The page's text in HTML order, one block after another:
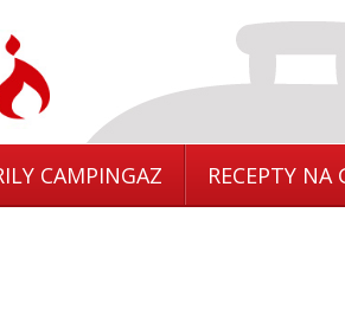
CAMPINGAZ RECEPTY NA